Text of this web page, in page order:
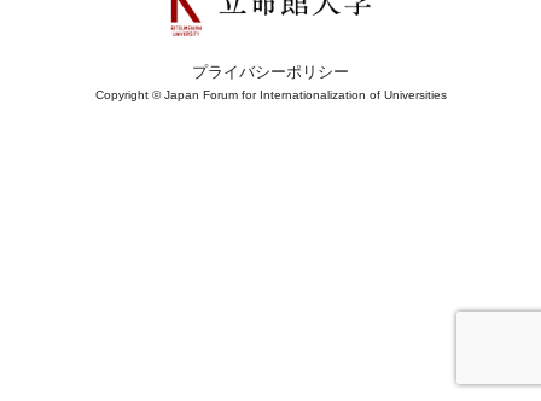
プライバシーポリシー
Copyright © Japan Forum for Internationalization of Universities